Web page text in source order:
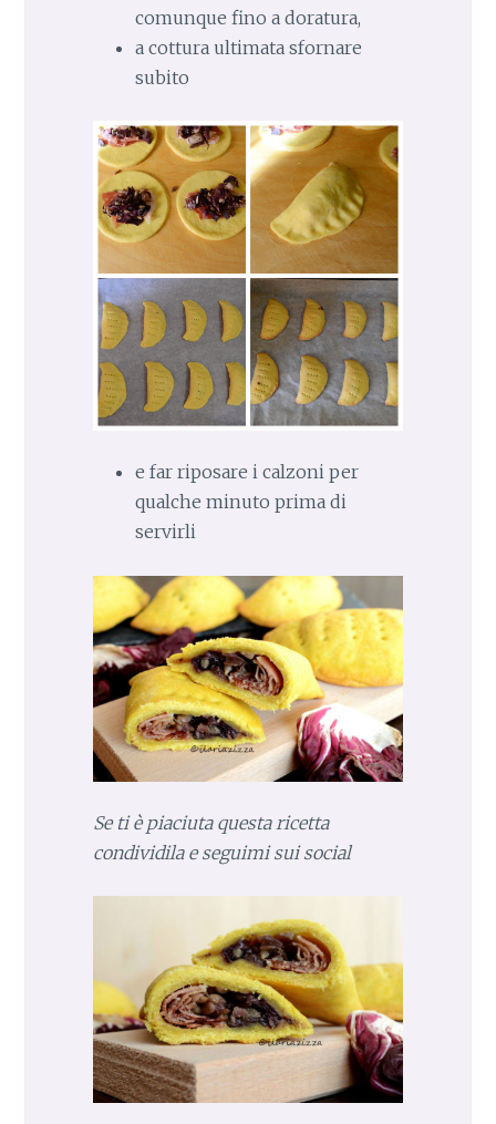
comunque fino a doratura,
a cottura ultimata sfornare
subito
e far riposare i calzoni per
qualche minuto prima di
servirli
Se ti è piaciuta questa ricetta
condividila e seguimi sui social